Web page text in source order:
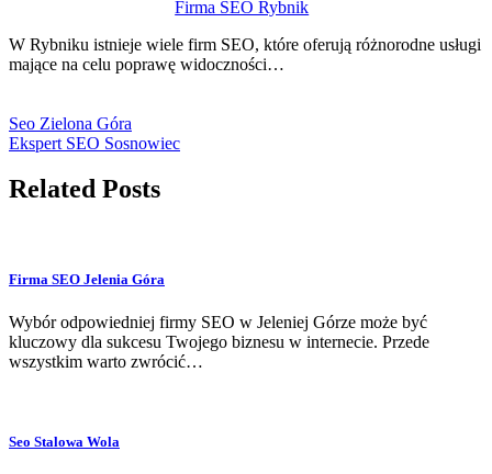
Firma SEO Rybnik
W Rybniku istnieje wiele firm SEO, które oferują różnorodne usługi
mające na celu poprawę widoczności…
Seo Zielona Góra
Ekspert SEO Sosnowiec
Related Posts
Firma SEO Jelenia Góra
Wybór odpowiedniej firmy SEO w Jeleniej Górze może być
kluczowy dla sukcesu Twojego biznesu w internecie. Przede
wszystkim warto zwrócić…
Seo Stalowa Wola